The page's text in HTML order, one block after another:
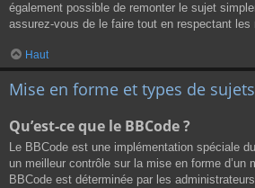
également possible de remonter le sujet
assurez-vous de le faire tout en respectant les
Haut
Mise en forme et types de sujets
Qu’est-ce que le BBCode ?
Le BBCode est une implémentation spéciale
un meilleur contrôle sur la mise en forme d’un
BBCode est déterminée par les